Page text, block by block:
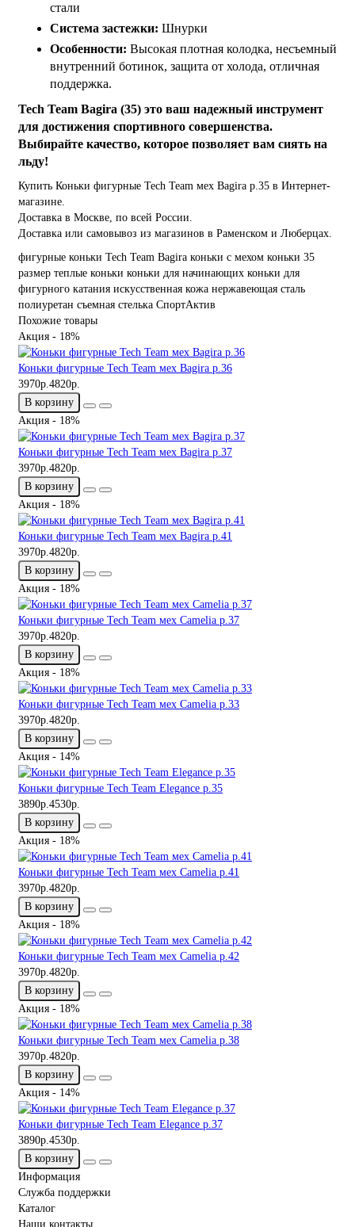
стали
Система застежки: Шнурки
Особенности: Высокая плотная колодка, несъемный
внутренний ботинок, защита от холода, отличная
поддержка.
Tech Team Bagira (35) это ваш надежный инструмент
для достижения спортивного совершенства.
Выбирайте качество, которое позволяет вам сиять на
льду!
Купить Коньки фигурные Tech Team мех Bagira р.35 в Интернет-
магазине.
Доставка в Москве, по всей России.
Доставка или самовывоз из магазинов в Раменском и Люберцах.
фигурные коньки Tech Team Bagira коньки с мехом коньки 35
размер теплые коньки коньки для начинающих коньки для
фигурного катания искусственная кожа нержавеющая сталь
полиуретан съемная стелька СпортАктив
Похожие товары
Акция - 18%
Коньки фигурные Tech Team мех Bagira р.36
3970р.4820р.
В корзину
Акция - 18%
Коньки фигурные Tech Team мех Bagira р.37
3970р.4820р.
В корзину
Акция - 18%
Коньки фигурные Tech Team мех Bagira р.41
3970р.4820р.
В корзину
Акция - 18%
Коньки фигурные Tech Team мех Camelia р.37
3970р.4820р.
В корзину
Акция - 18%
Коньки фигурные Tech Team мех Camelia р.33
3970р.4820р.
В корзину
Акция - 14%
Коньки фигурные Tech Team Elegance р.35
3890р.4530р.
В корзину
Акция - 18%
Коньки фигурные Tech Team мех Camelia р.41
3970р.4820р.
В корзину
Акция - 18%
Коньки фигурные Tech Team мех Camelia р.42
3970р.4820р.
В корзину
Акция - 18%
Коньки фигурные Tech Team мех Camelia р.38
3970р.4820р.
В корзину
Акция - 14%
Коньки фигурные Tech Team Elegance р.37
3890р.4530р.
В корзину
Информация
Служба поддержки
Каталог
Наши контакты